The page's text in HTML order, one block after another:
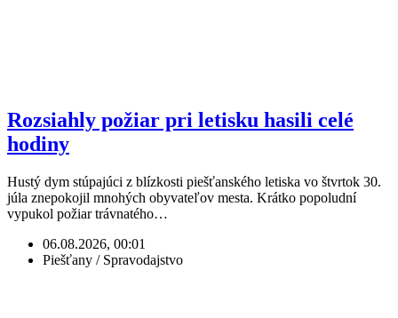
Rozsiahly požiar pri letisku hasili celé
hodiny
Hustý dym stúpajúci z blízkosti piešťanského letiska vo štvrtok 30.
júla znepokojil mnohých obyvateľov mesta. Krátko popoludní
vypukol požiar trávnatého…
06.08.2026, 00:01
Piešťany / Spravodajstvo